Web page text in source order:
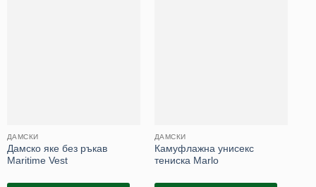
ДАМСКИ
Дамско яке без ръкав
Maritime Vest
ДАМСКИ
Камуфлажна унисекс
тениска Marlo